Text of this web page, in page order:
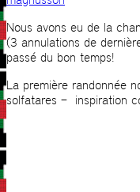
Nous avons eu de la
(3 annulations de
passé du bon temps!
La première randonnée
solfatares – inspiration